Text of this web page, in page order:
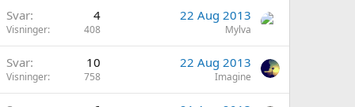
Svar 4
Visninger 408
22 Aug 2013
Mylva
Svar 10
Visninger 758
22 Aug 2013
Imagine